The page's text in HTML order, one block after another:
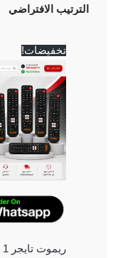
تخفيضات!السعر
الأصلي
هو: